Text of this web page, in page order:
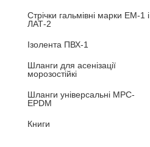
Стрічки гальмівні марки ЕМ-1 і
ЛАТ-2
Ізолента ПВХ-1
Шланги для асенізації
морозостійкі
Шланги універсальні MPC-
EPDM
Книги